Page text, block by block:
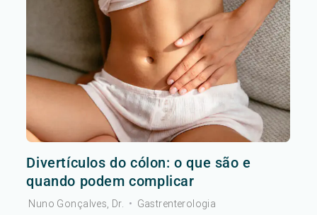
Divertículos do cólon: o que são e
quando podem complicar
Nuno Gonçalves, Dr. • Gastrenterologia